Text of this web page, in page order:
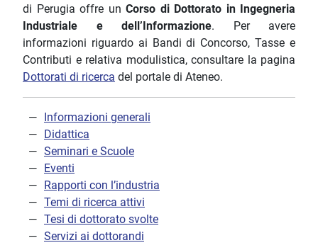
di Perugia offre un Corso di Dottorato in Ingegneria
Industriale e dell’Informazione. Per avere
informazioni riguardo ai Bandi di Concorso, Tasse e
Contributi e relativa modulistica, consultare la pagina
Dottorati di ricerca del portale di Ateneo.
Informazioni generali
Didattica
Seminari e Scuole
Eventi
Rapporti con l’industria
Temi di ricerca attivi
Tesi di dottorato svolte
Servizi ai dottorandi